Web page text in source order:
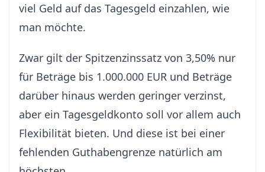
viel Geld auf das Tagesgeld einzahlen, wie
man möchte.
Zwar gilt der Spitzenzinssatz von 3,50% nur
für Beträge bis 1.000.000 EUR und Beträge
darüber hinaus werden geringer verzinst,
aber ein Tagesgeldkonto soll vor allem auch
Flexibilität bieten. Und diese ist bei einer
fehlenden Guthabengrenze natürlich am